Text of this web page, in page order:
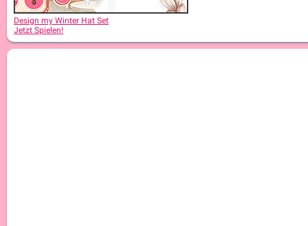
Design my Winter Hat Set
Jetzt Spielen!